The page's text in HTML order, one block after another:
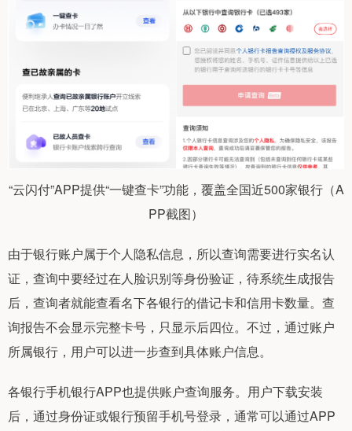
“云闪付”APP提供“一键查卡”功能，覆盖全国近500家银行（A
PP截图）
由于银行账户属于个人隐私信息，所以查询需要进行实名认
证，查询中要经过在人脸识别等身份验证，待系统生成报告
后，查询者就能查看名下各银行的借记卡和信用卡数量。查
询报告不会显示完整卡号，只显示后四位。不过，通过账户
所属银行，用户可以进一步查到具体账户信息。
各银行手机银行APP也提供账户查询服务。用户下载安装
后，通过身份证或银行预留手机号登录，通常可以通过APP